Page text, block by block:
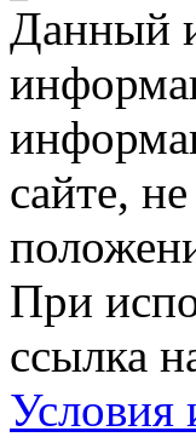
Данный
сайте,
При
ссылка
Условия